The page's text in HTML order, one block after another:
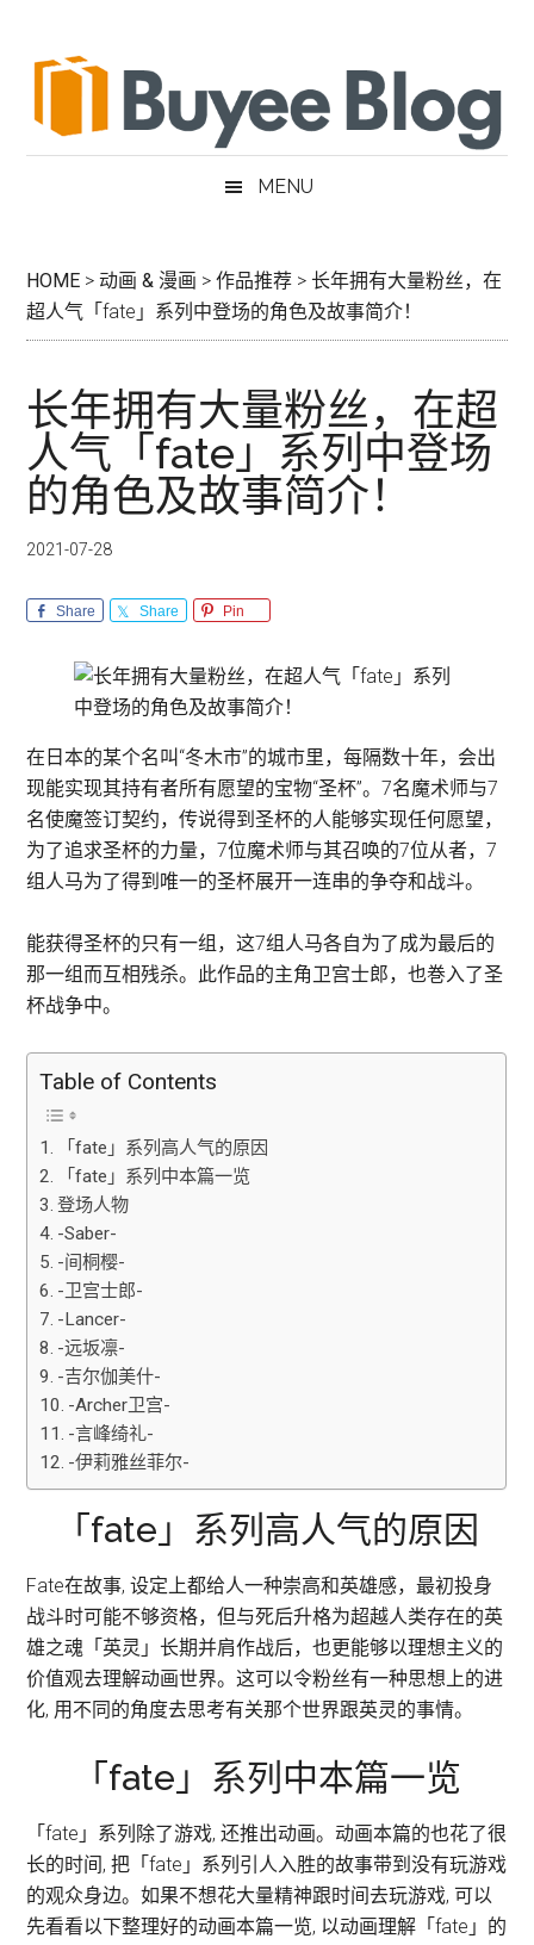
secondary
MENU
HOME >动画 & 漫画 >作品推荐 >长年拥有大量粉丝，在
超人气「fate」系列中登场的角色及故事简介！
长年拥有大量粉丝，在超
人气「fate」系列中登场
的角色及故事简介！
2021-07-28
Share Share Pin
在日本的某个名叫“冬木市”的城市里，每隔数十年，会出
现能实现其持有者所有愿望的宝物“圣杯”。7名魔术师与7
名使魔签订契约，传说得到圣杯的人能够实现任何愿望，
为了追求圣杯的力量，7位魔术师与其召唤的7位从者，7
组人马为了得到唯一的圣杯展开一连串的争夺和战斗。
能获得圣杯的只有一组，这7组人马各自为了成为最后的
那一组而互相残杀。此作品的主角卫宫士郎，也巻入了圣
杯战争中。
Table of Contents
「fate」系列高人气的原因
「fate」系列中本篇一览
登场人物
-Saber-
-间桐樱-
-卫宫士郎-
-Lancer-
-远坂凛-
-吉尔伽美什-
-Archer卫宫-
-言峰绮礼-
-伊莉雅丝菲尔-
「fate」系列高人气的原因
Fate在故事, 设定上都给人一种崇高和英雄感，最初投身
战斗时可能不够资格，但与死后升格为超越人类存在的英
雄之魂「英灵」长期并肩作战后，也更能够以理想主义的
价值观去理解动画世界。这可以令粉丝有一种思想上的进
化, 用不同的角度去思考有关那个世界跟英灵的事情。
「fate」系列中本篇一览
「fate」系列除了游戏, 还推出动画。动画本篇的也花了很
长的时间, 把「fate」系列引人入胜的故事带到没有玩游戏
的观众身边。如果不想花大量精神跟时间去玩游戏, 可以
先看看以下整理好的动画本篇一览, 以动画理解「fate」的